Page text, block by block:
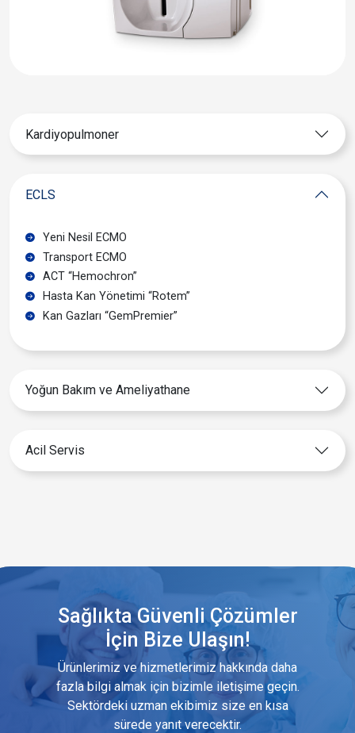
Kardiyopulmoner
ECLS
Yeni Nesil ECMO
Transport ECMO
ACT “Hemochron”
Hasta Kan Yönetimi “Rotem”
Kan Gazları “GemPremier”
Yoğun Bakım ve Ameliyathane
Acil Servis
Sağlıkta Güvenli Çözümler
İçin Bize Ulaşın!
Ürünlerimiz ve hizmetlerimiz hakkında daha
fazla bilgi almak için bizimle iletişime geçin.
Sektördeki uzman ekibimiz size en kısa
sürede yanıt verecektir.